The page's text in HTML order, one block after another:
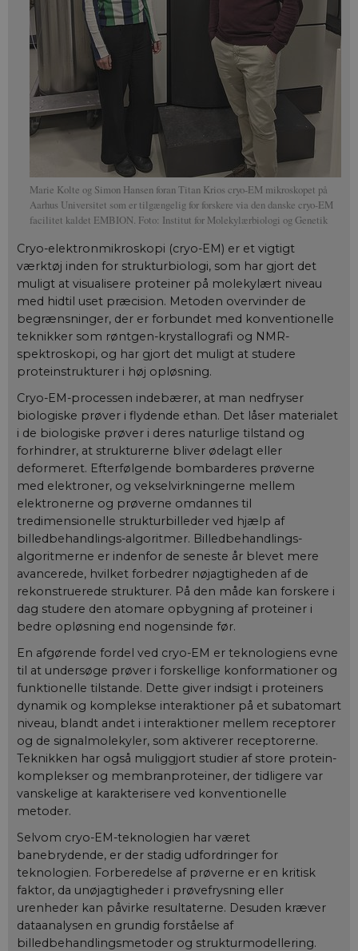
Marie Kolte og Simon Hansen foran Titan Krios cryo-EM mikroskopet på
Aarhus Universitet som er tilgængelig for forskere via den danske cryo-EM
facilitet kaldet EMBION. Foto: Institut for Molekylærbiologi og Genetik
Cryo-elektronmikroskopi (cryo-EM) er et vigtigt
værktøj inden for strukturbiologi, som har gjort det
muligt at visualisere proteiner på molekylært niveau
med hidtil uset præcision. Metoden overvinder de
begrænsninger, der er forbundet med konventionelle
teknikker som røntgen-krystallografi og NMR-
spektroskopi, og har gjort det muligt at studere
proteinstrukturer i høj opløsning.
Cryo-EM-processen indebærer, at man nedfryser
biologiske prøver i flydende ethan. Det låser materialet
i de biologiske prøver i deres naturlige tilstand og
forhindrer, at strukturerne bliver ødelagt eller
deformeret. Efterfølgende bombarderes prøverne
med elektroner, og vekselvirkningerne mellem
elektronerne og prøverne omdannes til
tredimensionelle strukturbilleder ved hjælp af
billedbehandlings-algoritmer. Billedbehandlings-
algoritmerne er indenfor de seneste år blevet mere
avancerede, hvilket forbedrer nøjagtigheden af de
rekonstruerede strukturer. På den måde kan forskere i
dag studere den atomare opbygning af proteiner i
bedre opløsning end nogensinde før.
En afgørende fordel ved cryo-EM er teknologiens evne
til at undersøge prøver i forskellige konformationer og
funktionelle tilstande. Dette giver indsigt i proteiners
dynamik og komplekse interaktioner på et subatomart
niveau, blandt andet i interaktioner mellem receptorer
og de signalmolekyler, som aktiverer receptorerne.
Teknikken har også muliggjort studier af store protein-
komplekser og membranproteiner, der tidligere var
vanskelige at karakterisere ved konventionelle
metoder.
Selvom cryo-EM-teknologien har været
banebrydende, er der stadig udfordringer for
teknologien. Forberedelse af prøverne er en kritisk
faktor, da unøjagtigheder i prøvefrysning eller
urenheder kan påvirke resultaterne. Desuden kræver
dataanalysen en grundig forståelse af
billedbehandlingsmetoder og strukturmodellering.